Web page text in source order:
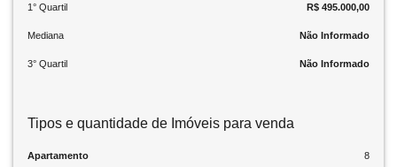
1° Quartil R$ 495.000,00
Mediana Não Informado
3° Quartil Não Informado
Tipos e quantidade de Imóveis para venda
Apartamento 8